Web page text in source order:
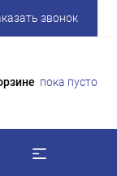
звонок
пока пусто